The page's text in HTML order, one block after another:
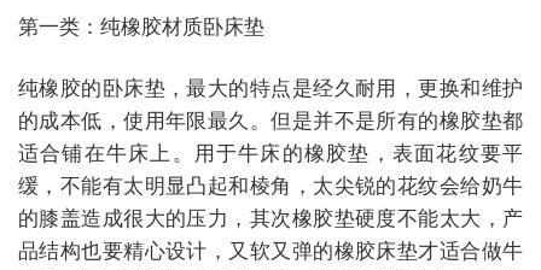
第一类：纯橡胶材质卧床垫
纯橡胶的卧床垫，最大的特点是经久耐用，更换和维护
的成本低，使用年限最久。但是并不是所有的橡胶垫都
适合铺在牛床上。用于牛床的橡胶垫，表面花纹要平
缓，不能有太明显凸起和棱角，太尖锐的花纹会给奶牛
的膝盖造成很大的压力，其次橡胶垫硬度不能太大，产
品结构也要精心设计，又软又弹的橡胶床垫才适合做牛